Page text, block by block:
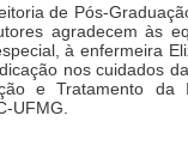
de Pós-
agradecem às
à enfermeira
nos cuidados
e Tratamento da
UFMG.